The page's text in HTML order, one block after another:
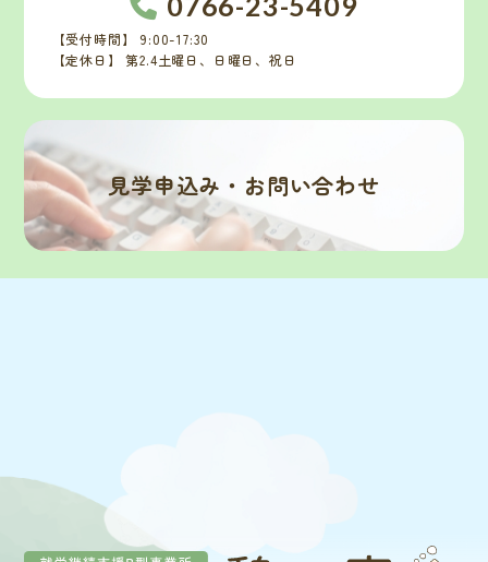
【受付時間】 9:00-17:30
【定休日】 第2.4土曜日、日曜日、祝日
見学申込み・お問い合わせ